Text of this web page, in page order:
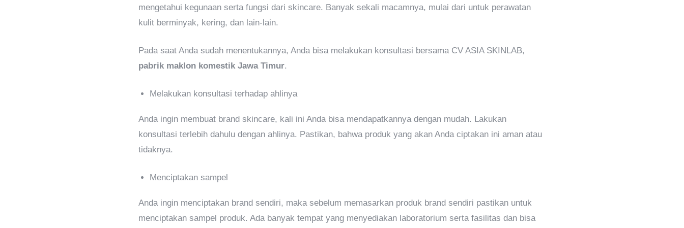
mengetahui kegunaan serta fungsi dari skincare. Banyak sekali macamnya, mulai dari untuk perawatan
kulit berminyak, kering, dan lain-lain.
Pada saat Anda sudah menentukannya, Anda bisa melakukan konsultasi bersama CV ASIA SKINLAB,
pabrik maklon komestik Jawa Timur.
Melakukan konsultasi terhadap ahlinya
Anda ingin membuat brand skincare, kali ini Anda bisa mendapatkannya dengan mudah. Lakukan
konsultasi terlebih dahulu dengan ahlinya. Pastikan, bahwa produk yang akan Anda ciptakan ini aman atau
tidaknya.
Menciptakan sampel
Anda ingin menciptakan brand sendiri, maka sebelum memasarkan produk brand sendiri pastikan untuk
menciptakan sampel produk. Ada banyak tempat yang menyediakan laboratorium serta fasilitas dan bisa